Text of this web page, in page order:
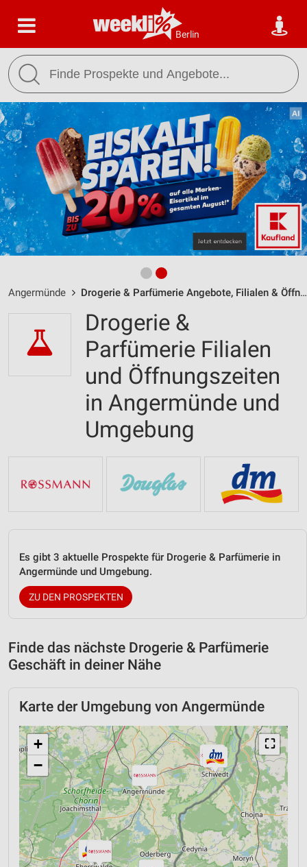
Berlin
Angermünde Drogerie & Parfümerie Angebote, Filialen & Öffnungszeiten
Drogerie &
Parfümerie Filialen
und Öffnungszeiten
in Angermünde und
Umgebung
Es gibt 3 aktuelle Prospekte für Drogerie & Parfümerie in
Angermünde und Umgebung.
ZU DEN PROSPEKTEN
Finde das nächste Drogerie & Parfümerie
Geschäft in deiner Nähe
Karte der Umgebung von Angermünde
⛶
+
−